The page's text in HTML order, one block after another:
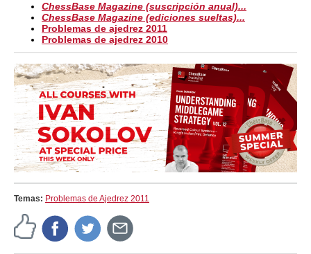
ChessBase Magazine (suscripción anual)...
ChessBase Magazine (ediciones sueltas)...
Problemas de ajedrez 2011
Problemas de ajedrez 2010
Temas: Problemas de Ajedrez 2011